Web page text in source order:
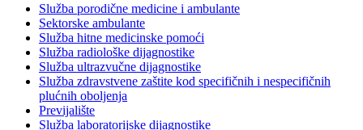
Služba porodične medicine i ambulante
Sektorske ambulante
Služba hitne medicinske pomoći
Služba radiološke dijagnostike
Služba ultrazvučne dijagnostike
Služba zdravstvene zaštite kod specifičnih i nespecifičnih
plućnih oboljenja
Previjalište
Služba laboratorijske dijagnostike